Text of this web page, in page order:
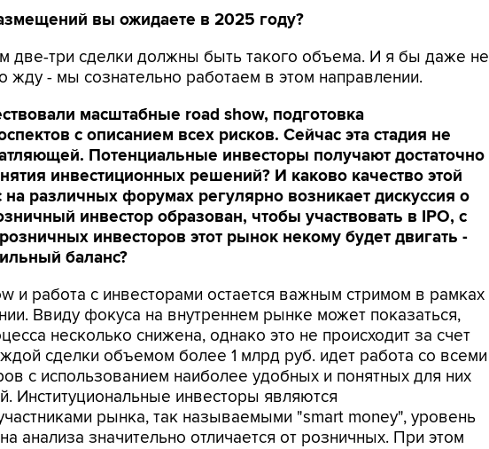
вы ожидаете в 2025 году?
две-три сделки должны быть такого объема. И я бы даже не
жду - мы сознательно работаем в этом направлении.
масштабные road show, подготовка
с описанием всех рисков. Сейчас эта стадия не
Потенциальные инвесторы получают достаточно
инвестиционных решений? И каково качество этой
различных форумах регулярно возникает дискуссия о
инвестор образован, чтобы участвовать в IPO, с
инвесторов этот рынок некому будет двигать -
баланс?
и работа с инвесторами остается важным стримом в рамках
Ввиду фокуса на внутреннем рынке может показаться,
несколько снижена, однако это не происходит за счет
сделки объемом более 1 млрд руб. идет работа со всеми
с использованием наиболее удобных и понятных для них
Институциональные инвесторы являются
рынка, так называемыми "smart money", уровень
анализа значительно отличается от розничных. При этом